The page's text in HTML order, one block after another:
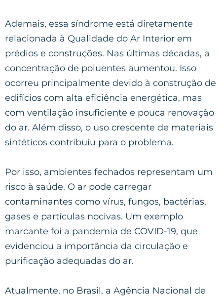
Ademais, essa síndrome está diretamente
relacionada à Qualidade do Ar Interior em
prédios e construções. Nas últimas décadas, a
concentração de poluentes aumentou. Isso
ocorreu principalmente devido à construção de
edifícios com alta eficiência energética, mas
com ventilação insuficiente e pouca renovação
do ar. Além disso, o uso crescente de materiais
sintéticos contribuiu para o problema.
Por isso, ambientes fechados representam um
risco à saúde. O ar pode carregar
contaminantes como vírus, fungos, bactérias,
gases e partículas nocivas. Um exemplo
marcante foi a pandemia de COVID-19, que
evidenciou a importância da circulação e
purificação adequadas do ar.
Atualmente, no Brasil, a Agência Nacional de